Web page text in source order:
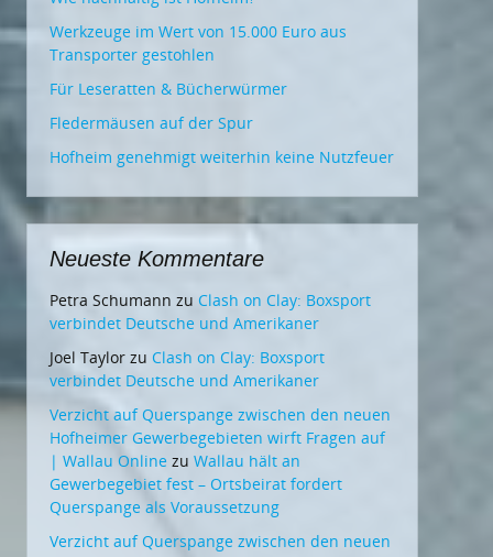
Werkzeuge im Wert von 15.000 Euro aus
Transporter gestohlen
Für Leseratten & Bücherwürmer
Fledermäusen auf der Spur
Hofheim genehmigt weiterhin keine Nutzfeuer
Neueste Kommentare
Petra Schumann zu Clash on Clay: Boxsport
verbindet Deutsche und Amerikaner
Joel Taylor zu Clash on Clay: Boxsport
verbindet Deutsche und Amerikaner
Verzicht auf Querspange zwischen den neuen
Hofheimer Gewerbegebieten wirft Fragen auf
| Wallau Online zu Wallau hält an
Gewerbegebiet fest – Ortsbeirat fordert
Querspange als Voraussetzung
Verzicht auf Querspange zwischen den neuen